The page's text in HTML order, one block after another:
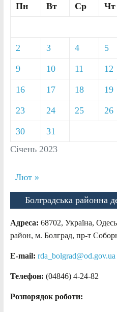
Січень 2023
Пн Вт Ср Чт
2 3 4 5
9 10 11 12
16 17 18 19
23 24 25 26
30 31
Лют »
Болградська районна
Адреса: 68702, Україна,
район, м. Болград, пр-т
E-mail: rda_bolgrad@od.gov.ua
Телефон: (04846) 4-24-82
Розпорядок роботи: